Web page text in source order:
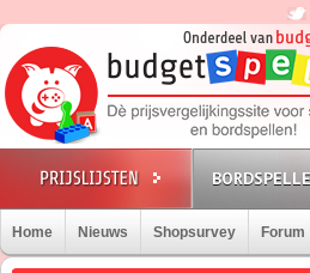
Home Nieuws Shopsurvey Forum